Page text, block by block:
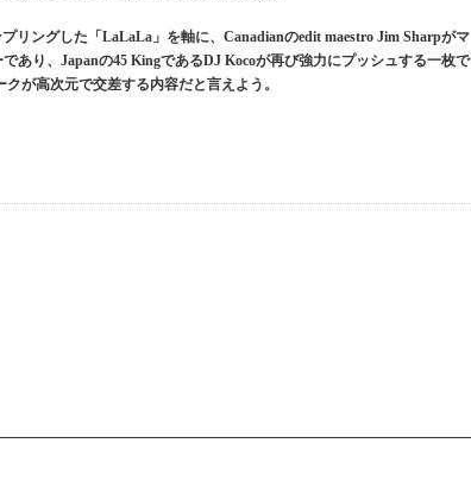
リングした「LaLaLa」を軸に、Canadianのedit maestro Jim Sharpがマ
あり、Japanの45 KingであるDJ Kocoが再び強力にプッシュする一枚で
が高次元で交差する内容だと言えよう。